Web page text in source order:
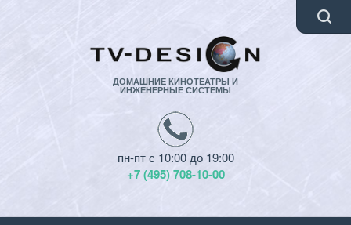
ДОМАШНИЕ КИНОТЕАТРЫ И
ИНЖЕНЕРНЫЕ СИСТЕМЫ
пн-пт с 10:00 до 19:00
+7 (495) 708-10-00